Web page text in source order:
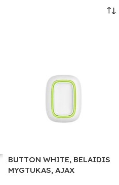
BUTTON WHITE, BELAIDIS
MYGTUKAS, AJAX